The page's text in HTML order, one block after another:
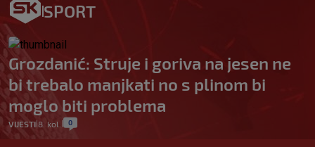
SPORT
Grozdanić: Struje i goriva na jesen ne
bi trebalo manjkati no s plinom bi
moglo biti problema
VIJESTI 8. kol. 0